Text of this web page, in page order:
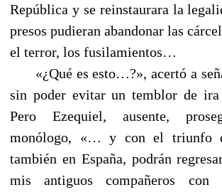
República y se reinstaurara la
presos pudieran abandonar las
el terror, los fusilamientos…
«¿Qué es esto…?», acertó a
sin poder evitar un temblor de ira
Pero Ezequiel, ausente,
monólogo, «… y con el triunfo
también en España, podrán
mis antiguos compañeros